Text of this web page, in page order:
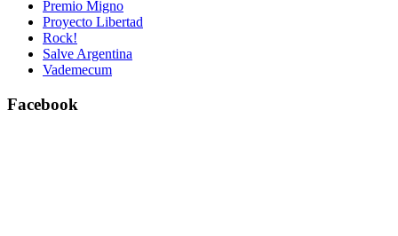
Premio Migno
Proyecto Libertad
Rock!
Salve Argentina
Vademecum
Facebook